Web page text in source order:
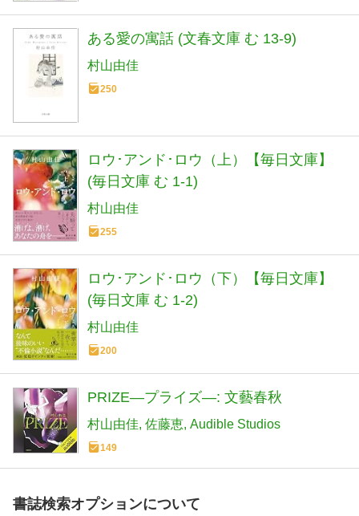
ある愛の寓話 (文春文庫 む 13-9)
村山由佳
250
ロウ･アンド･ロウ（上）【毎日文庫】
(毎日文庫 む 1-1)
村山由佳
255
ロウ･アンド･ロウ（下）【毎日文庫】
(毎日文庫 む 1-2)
村山由佳
200
PRIZE―プライズ―: 文藝春秋
村山由佳 佐藤恵 Audible Studios
149
書誌検索オプションについて